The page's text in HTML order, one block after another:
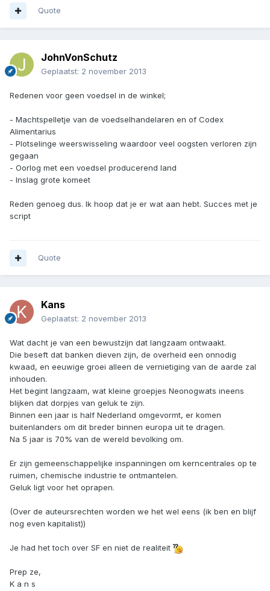
Quote
JohnVonSchutz
Geplaatst: 2 november 2013
Redenen voor geen voedsel in de winkel;
- Machtspelletje van de voedselhandelaren en of Codex
Alimentarius
- Plotselinge weerswisseling waardoor veel oogsten verloren zijn
gegaan
- Oorlog met een voedsel producerend land
- Inslag grote komeet
Reden genoeg dus. Ik hoop dat je er wat aan hebt. Succes met je
script
Quote
Kans
Geplaatst: 2 november 2013
Wat dacht je van een bewustzijn dat langzaam ontwaakt.
Die beseft dat banken dieven zijn, de overheid een onnodig
kwaad, en eeuwige groei alleen de vernietiging van de aarde zal
inhouden.
Het begint langzaam, wat kleine groepjes Neonogwats ineens
blijken dat dorpjes van geluk te zijn.
Binnen een jaar is half Nederland omgevormt, er komen
buitenlanders om dit breder binnen europa uit te dragen.
Na 5 jaar is 70% van de wereld bevolking om.
Er zijn gemeenschappelijke inspanningen om kerncentrales op te
ruimen, chemische industrie te ontmantelen.
Geluk ligt voor het oprapen.
(Over de auteursrechten worden we het wel eens (ik ben en blijf
nog even kapitalist))
Je had het toch over SF en niet de realiteit
Prep ze,
K a n s